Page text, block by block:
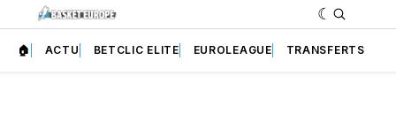
🏠 ACTU BETCLIC ELITE EUROLEAGUE TRANSFERTS